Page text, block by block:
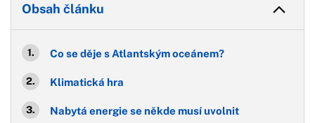
Obsah článku
Co se děje s Atlantským oceánem?
Klimatická hra
Nabytá energie se někde musí uvolnit